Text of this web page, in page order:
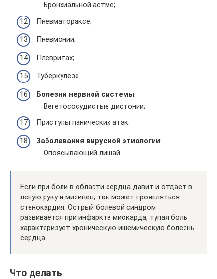
Бронхиальной астме;
Пневматораксе;
Пневмонии;
Плевритах;
Туберкулезе.
Болезни нервной системы:
Вегетососудистые дистонии;
Приступы панических атак.
Заболевания вирусной этиологии:
Опоясывающий лишай.
Если при боли в области сердца давит и отдает в
левую руку и мизинец, так может проявляться
стенокардия. Острый болевой синдром
развивается при инфаркте миокарда, тупая боль
характеризует хроническую ишемическую болезнь
сердца.
Что делать